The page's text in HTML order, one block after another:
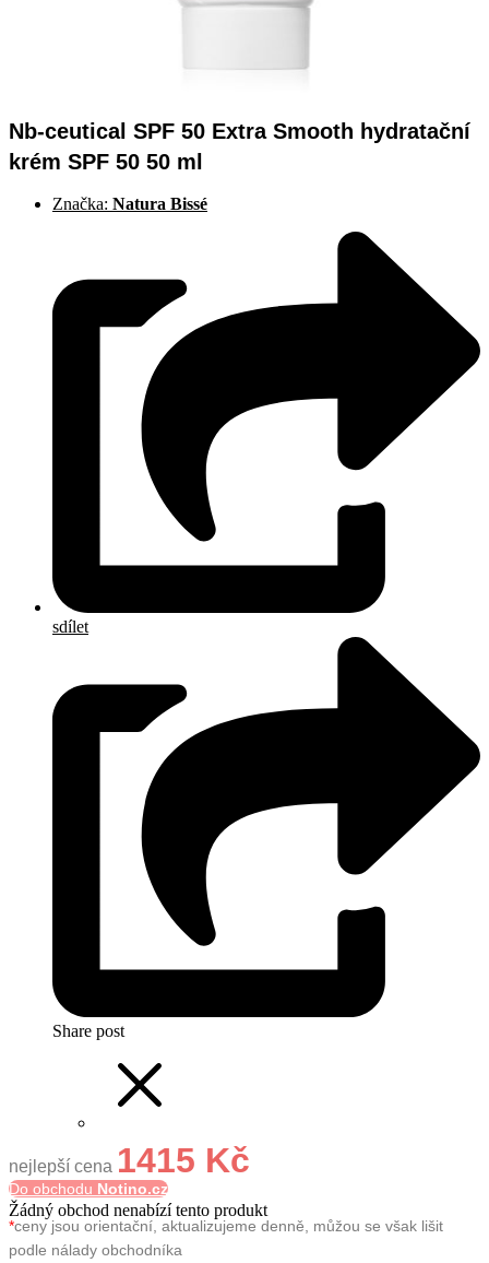
Nb-ceutical SPF 50 Extra Smooth hydratační
krém SPF 50 50 ml
Značka: Natura Bissé
sdílet
Share post
nejlepší cena 1415 Kč
Do obchodu Notino.cz
Žádný obchod nenabízí tento produkt
*ceny jsou orientační, aktualizujeme denně, můžou se však lišit
podle nálady obchodníka